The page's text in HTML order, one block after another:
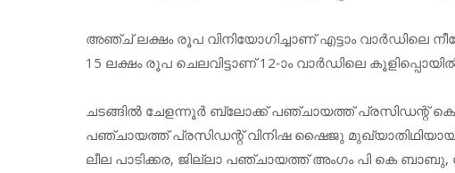
അഞ്ച് ലക്ഷം രൂപ വിനിയോഗിച്ചാണ് എട്ടാം വാർഡിലെ
15 ലക്ഷം രൂപ ചെലവിട്ടാണ് 12-ാം വാർഡിലെ
ചടങ്ങിൽ ചേളന്നൂർ ബ്ലോക്ക് പഞ്ചായത്ത് പ്രസിഡന്റ്
പഞ്ചായത്ത് പ്രസിഡന്റ്‌ വിനിഷ ഷൈജു
ലീല പാടിക്കര, ജില്ലാ പഞ്ചായത്ത് അംഗം പി കെ